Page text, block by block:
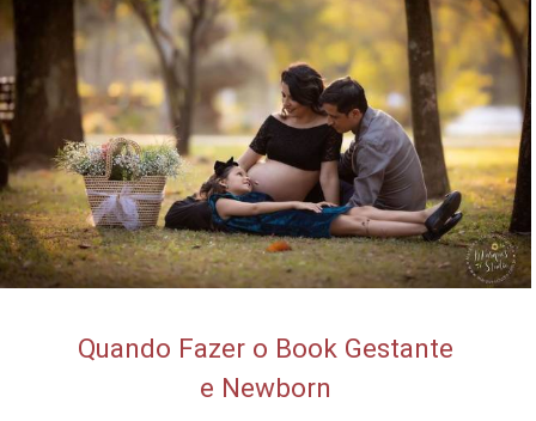
Quando Fazer o Book Gestante
e Newborn